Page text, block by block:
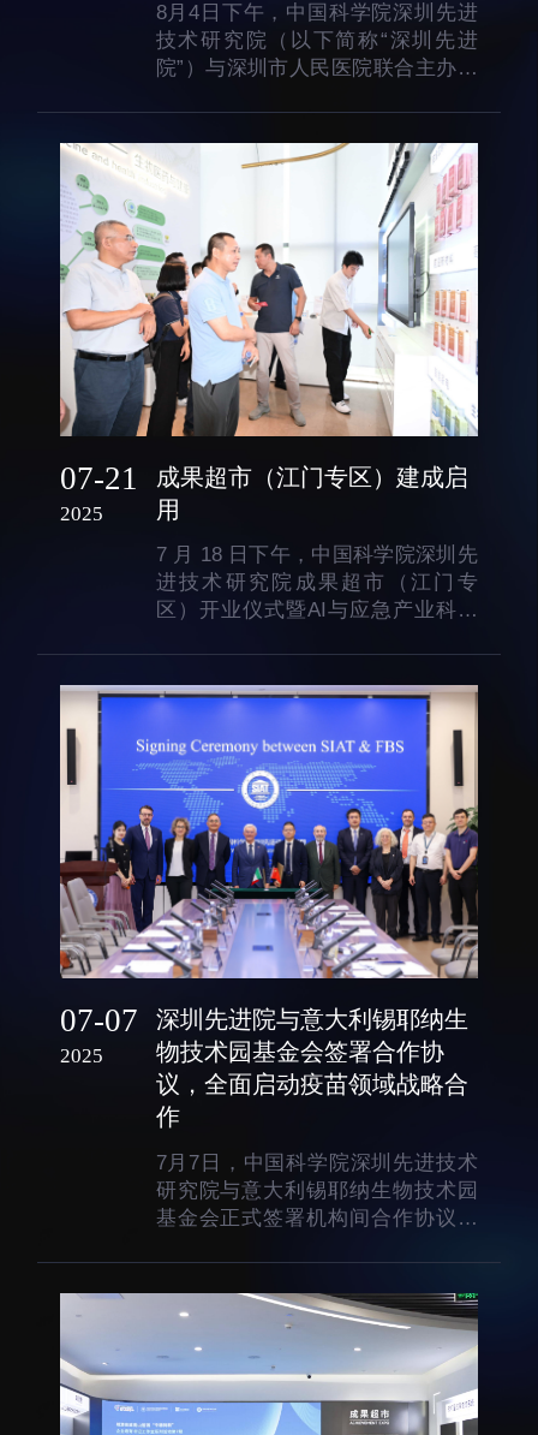
博士后
创新融合处
人力资源处
财务资产处
合作转化处
党群工作处
监督审计处
支撑平台处
产业发展中心
科研诚信与伦理委员会
实验室建设与管理
生物安全管理
要闻播报
科研进展
学术活动
媒体报道
档案频道
刊物与文化
科学普及
先进视界
学生就业
教育动态
学生活动
体育与健康
讲座信息
8月4日下午，中国科学院深圳先进
技术研究院（以下简称“深圳先进
院”）与深圳市人民医院联合主办的
举行。深圳先进院院长刘陈立、副
院长梁栋，深圳市人民医院院长耿
庆山及双方50余名科研骨干共同参
与。作为深圳先进院融创智...
07-21
2025
成果超市（江门专区）建成启
用
7 月 18 日下午，中国科学院深圳先
进技术研究院成果超市（江门专
区）开业仪式暨AI与应急产业科技
进一步贯彻落实中国科学院科技成
果转化“融合点”行动，依托“成果超
市”推动科技成果与产业需求的深度
融合。江门高新区党工...
07-07
2025
深圳先进院与意大利锡耶纳生
物技术园基金会签署合作协
议，全面启动疫苗领域战略合
作
7月7日，中国科学院深圳先进技术
研究院与意大利锡耶纳生物技术园
基金会正式签署机构间合作协议，